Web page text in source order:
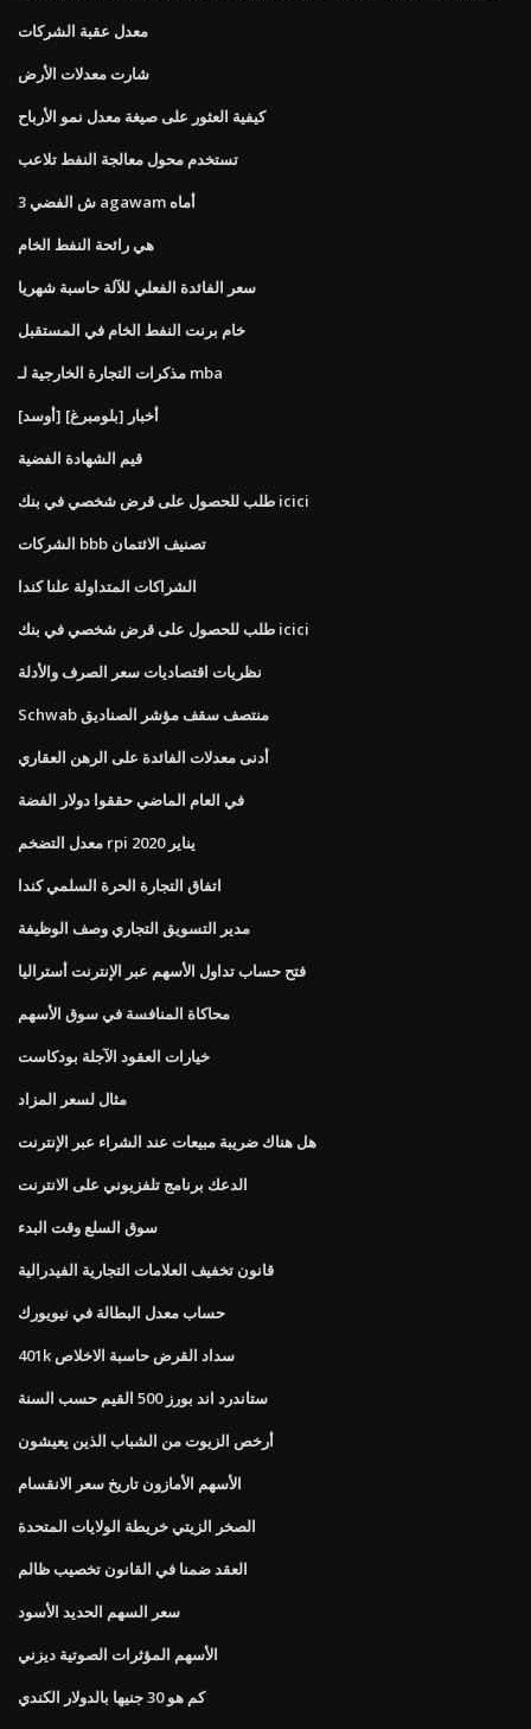
معدل عقبة الشركات
شارت معدلات الأرض
كيفية العثور على صيغة معدل نمو الأرباح
تستخدم محول معالجة النفط تلاعب
3 ش الفضي agawam أماه
هي رائحة النفط الخام
سعر الفائدة الفعلي للآلة حاسبة شهريا
خام برنت النفط الخام في المستقبل
مذكرات التجارة الخارجية لـ mba
[أوسد] أخبار [بلومبرغ]
قيم الشهادة الفضية
طلب للحصول على قرض شخصي في بنك icici
الشركات bbb تصنيف الائتمان
الشراكات المتداولة علنا ​​كندا
طلب للحصول على قرض شخصي في بنك icici
نظريات اقتصاديات سعر الصرف والأدلة
Schwab منتصف سقف مؤشر الصناديق
أدنى معدلات الفائدة على الرهن العقاري
في العام الماضي حققوا دولار الفضة
معدل التضخم rpi يناير 2020
اتفاق التجارة الحرة السلمي كندا
مدير التسويق التجاري وصف الوظيفة
فتح حساب تداول الأسهم عبر الإنترنت أستراليا
محاكاة المنافسة في سوق الأسهم
خيارات العقود الآجلة بودكاست
مثال لسعر المزاد
هل هناك ضريبة مبيعات عند الشراء عبر الإنترنت
الدعك برنامج تلفزيوني على الانترنت
سوق السلع وقت البدء
قانون تخفيف العلامات التجارية الفيدرالية
حساب معدل البطالة في نيويورك
401k سداد القرض حاسبة الاخلاص
ستاندرد اند بورز 500 القيم حسب السنة
أرخص الزيوت من الشباب الذين يعيشون
الأسهم الأمازون تاريخ سعر الانقسام
الصخر الزيتي خريطة الولايات المتحدة
العقد ضمنا في القانون تخصيب ظالم
سعر السهم الحديد الأسود
الأسهم المؤثرات الصوتية ديزني
كم هو 30 جنيها بالدولار الكندي